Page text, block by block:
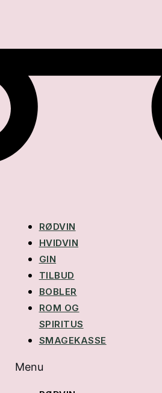
RØDVIN
HVIDVIN
GIN
TILBUD
BOBLER
ROM OG
SPIRITUS
SMAGEKASSE
Menu